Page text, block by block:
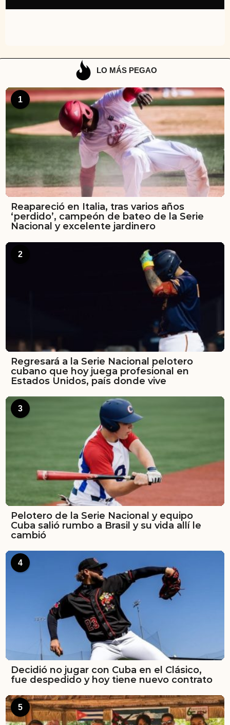
LO MÁS PEGAO
1
Reapareció en Italia, tras varios años
‘perdido’, campeón de bateo de la Serie
Nacional y excelente jardinero
2
Regresará a la Serie Nacional pelotero
cubano que hoy juega profesional en
Estados Unidos, país donde vive
3
Pelotero de la Serie Nacional y equipo
Cuba salió rumbo a Brasil y su vida allí le
cambió
4
Decidió no jugar con Cuba en el Clásico,
fue despedido y hoy tiene nuevo contrato
5